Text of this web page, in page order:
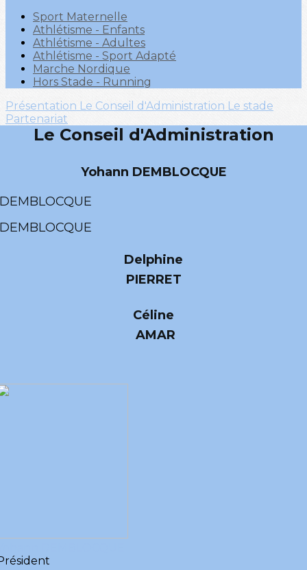
Sport Maternelle
Athlétisme - Enfants
Athlétisme - Adultes
Athlétisme - Sport Adapté
Marche Nordique
Hors Stade - Running
Présentation Le Conseil d'Administration Le stade
Partenariat
Le Conseil d'Administration
Yohann DEMBLOCQUE
Delphine
PIERRET
Céline
AMAR